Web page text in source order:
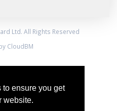
ensure you get
website.
Ltd. All Rights Reserved
CloudBM